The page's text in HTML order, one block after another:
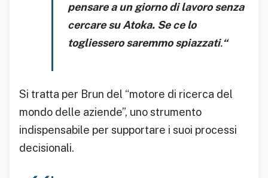
pensare a un giorno di lavoro senza
cercare su Atoka. Se ce lo
togliessero saremmo spiazzati.“
Si tratta per Brun del “motore di ricerca del
mondo delle aziende”, uno strumento
indispensabile per supportare i suoi processi
decisionali.